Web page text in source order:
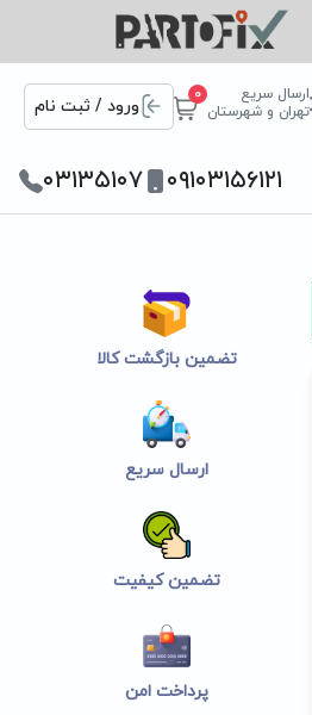
ارسال سریع
تهران و شهرستان
0
ورود / ثبت نام
۰۹۱۰۳۱۵۶۱۲۱ ۰۳۱۳۵۱۰۷
تضمین بازگشت کالا
ارسال سریع
تضمین کیفیت
پرداخت امن